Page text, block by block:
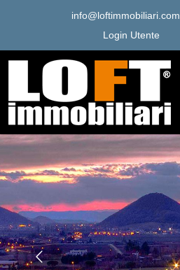
info@loftimmobiliari.com
Login Utente